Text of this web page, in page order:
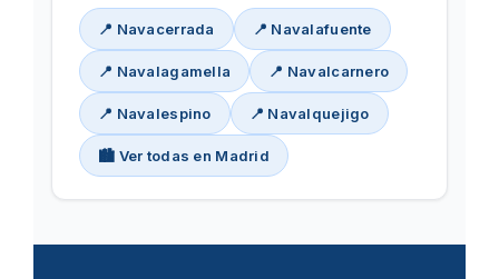
📍 Navacerrada 📍 Navalafuente
📍 Navalagamella 📍 Navalcarnero
📍 Navalespino 📍 Navalquejigo
🏙️ Ver todas en Madrid